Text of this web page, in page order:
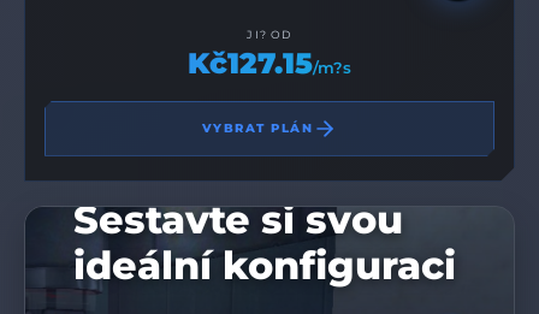
JI? OD
Kč127.15/m?s
VYBRAT PLÁN
Sestavte si svou
ideální konfiguraci